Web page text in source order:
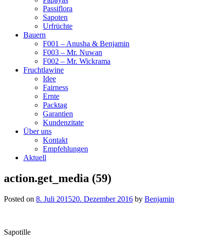
Passiflora
Sapoten
Urfrüchte
Bauern
F001 – Anusha & Benjamin
F003 – Mr. Nuwan
F002 – Mr. Wickrama
Fruchtlawine
Idee
Fairness
Ernte
Packtag
Garantien
Kundenzitate
Über uns
Kontakt
Empfehlungen
Aktuell
action.get_media (59)
Posted on 8. Juli 201520. Dezember 2016 by Benjamin
Sapotille